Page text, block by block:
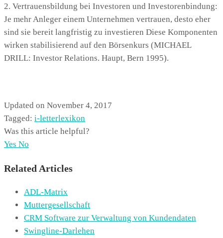
2. Vertrauensbildung bei Investoren und Investorenbindung:
Je mehr Anleger einem Unternehmen vertrauen, desto eher
sind sie bereit langfristig zu investieren Diese Komponenten
wirken stabilisierend auf den Börsenkurs (MICHAEL
DRILL: Investor Relations. Haupt, Bern 1995).
Updated on November 4, 2017
Tagged: i-letterlexikon
Was this article helpful?
Yes No
Related Articles
ADL-Matrix
Muttergesellschaft
CRM Software zur Verwaltung von Kundendaten
Swingline-Darlehen